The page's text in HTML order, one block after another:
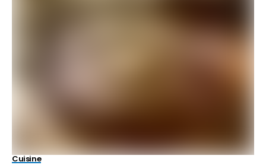
Cuisine